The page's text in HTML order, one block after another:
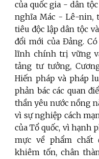
của quốc gia - dân
nghĩa Mác - Lê-nin,
tiêu độc lập dân tộc
đổi mới của Đảng.
lĩnh chính trị vững
tảng tư tưởng,
Hiến pháp và pháp
phản bác các quan
thần yêu nước nồng
vì sự nghiệp cách
của Tổ quốc, vì hạnh
mực về phẩm chất
khiêm tốn, chân